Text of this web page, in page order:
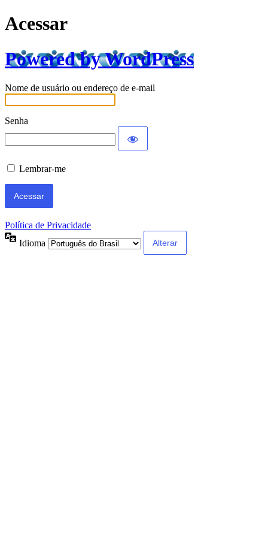
Acessar
Powered by WordPress
Nome de usuário ou endereço de e-mail
Senha
Lembrar-me
Política de Privacidade
Idioma